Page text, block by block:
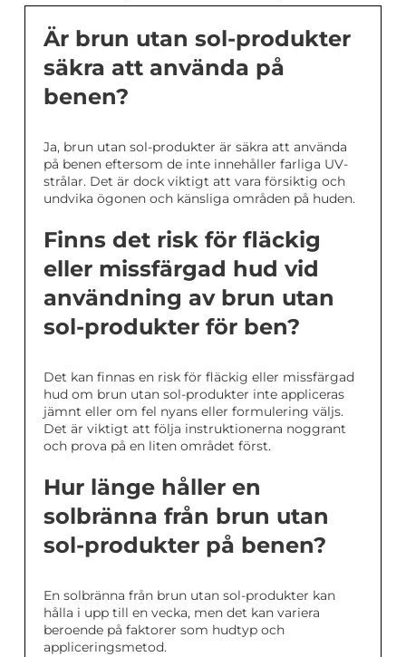
Är brun utan sol-produkter
säkra att använda på
benen?
Ja, brun utan sol-produkter är säkra att använda
på benen eftersom de inte innehåller farliga UV-
strålar. Det är dock viktigt att vara försiktig och
undvika ögonen och känsliga områden på huden.
Finns det risk för fläckig
eller missfärgad hud vid
användning av brun utan
sol-produkter för ben?
Det kan finnas en risk för fläckig eller missfärgad
hud om brun utan sol-produkter inte appliceras
jämnt eller om fel nyans eller formulering väljs.
Det är viktigt att följa instruktionerna noggrant
och prova på en liten området först.
Hur länge håller en
solbränna från brun utan
sol-produkter på benen?
En solbränna från brun utan sol-produkter kan
hålla i upp till en vecka, men det kan variera
beroende på faktorer som hudtyp och
appliceringsmetod.